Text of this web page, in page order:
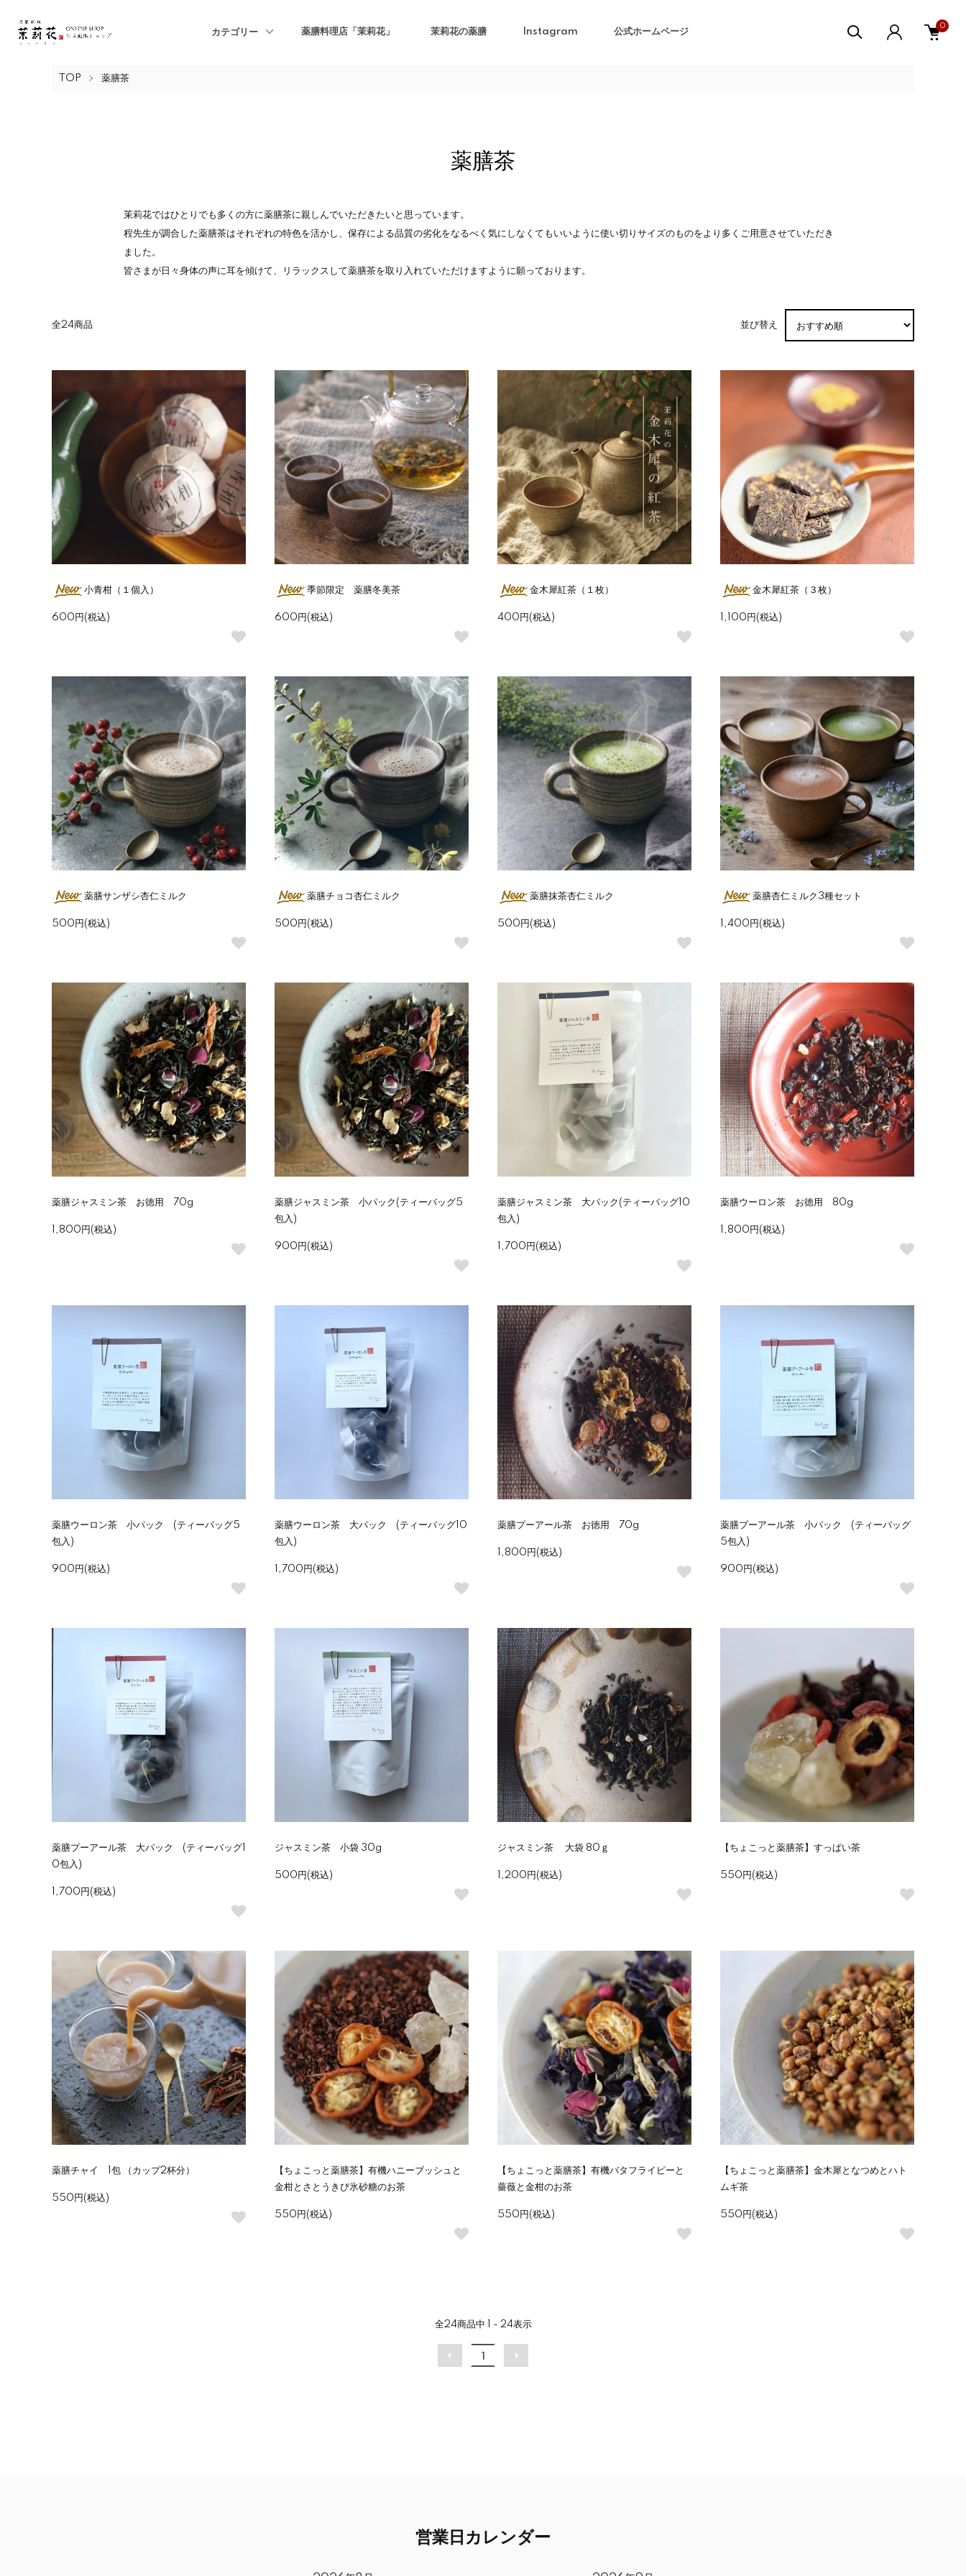
カテゴリー 薬膳料理店「茉莉花」 茉莉花の薬膳 Instagram 公式ホームページ
0
TOP 薬膳茶
薬膳茶
茉莉花ではひとりでも多くの方に薬膳茶に親しんでいただきたいと思っています。
程先生が調合した薬膳茶はそれぞれの特色を活かし、保存による品質の劣化をなるべく気にしなくてもいいように使い切りサイズのものをより多くご用意させていただき
ました。
皆さまが日々身体の声に耳を傾けて、リラックスして薬膳茶を取り入れていただけますように願っております。
全24商品 並び替え
小青柑（１個入）
600円(税込)
季節限定 薬膳冬美茶
600円(税込)
金木犀紅茶（１枚）
400円(税込)
金木犀紅茶（３枚）
1,100円(税込)
薬膳サンザシ杏仁ミルク
500円(税込)
薬膳チョコ杏仁ミルク
500円(税込)
薬膳抹茶杏仁ミルク
500円(税込)
薬膳杏仁ミルク3種セット
1,400円(税込)
薬膳ジャスミン茶 お徳用 70g
1,800円(税込)
薬膳ジャスミン茶 小パック(ティーバッグ5
包入)
900円(税込)
薬膳ジャスミン茶 大パック(ティーバッグ10
包入)
1,700円(税込)
薬膳ウーロン茶 お徳用 80g
1,800円(税込)
薬膳ウーロン茶 小パック (ティーバッグ5
包入)
900円(税込)
薬膳ウーロン茶 大パック (ティーバッグ10
包入)
1,700円(税込)
薬膳プーアール茶 お徳用 70g
1,800円(税込)
薬膳プーアール茶 小パック (ティーバッグ
5包入)
900円(税込)
薬膳プーアール茶 大パック (ティーバッグ1
0包入)
1,700円(税込)
ジャスミン茶 小袋 30g
500円(税込)
ジャスミン茶 大袋 80ｇ
1,200円(税込)
【ちょこっと薬膳茶】すっぱい茶
550円(税込)
薬膳チャイ 1包 （カップ2杯分）
550円(税込)
【ちょこっと薬膳茶】有機ハニーブッシュと
金柑とさとうきび氷砂糖のお茶
550円(税込)
【ちょこっと薬膳茶】有機バタフライピーと
薔薇と金柑のお茶
550円(税込)
【ちょこっと薬膳茶】金木犀となつめとハト
ムギ茶
550円(税込)
全24商品中 1 - 24表示
営業日カレンダー